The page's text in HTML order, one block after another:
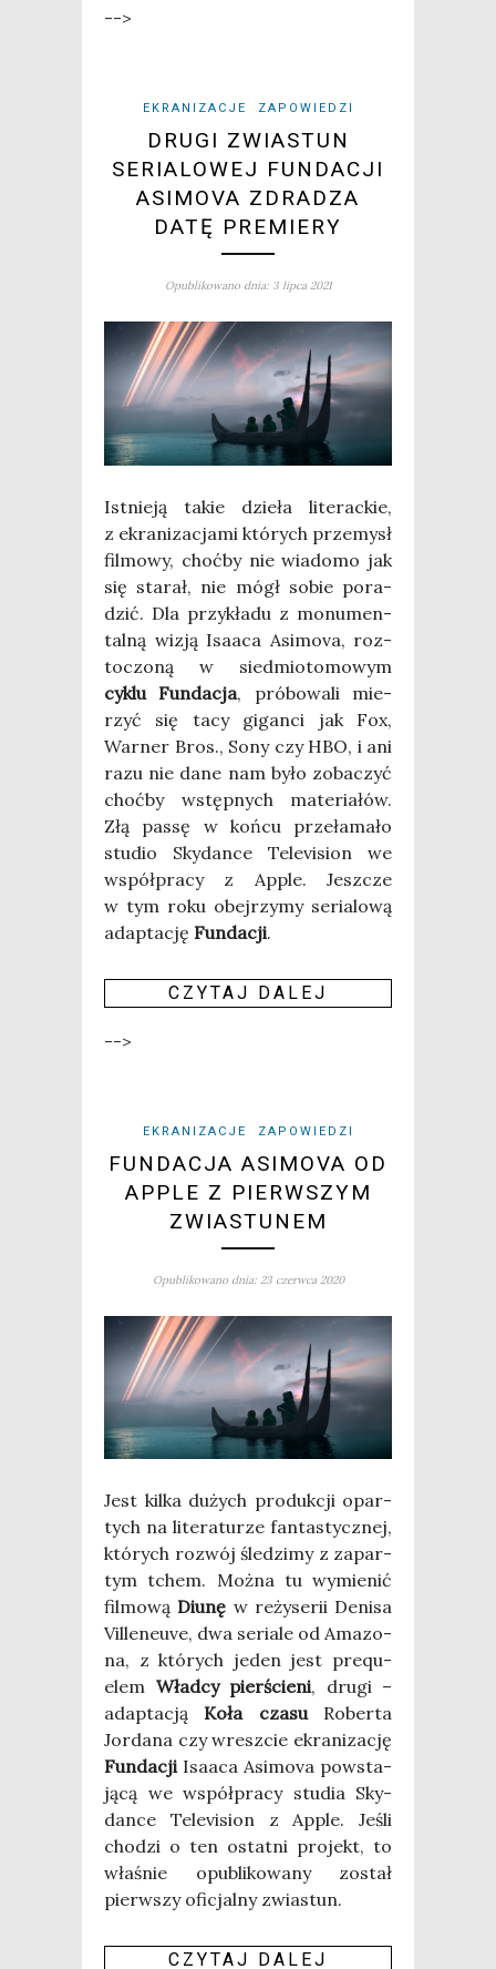
-->
EKRANIZACJE ZAPOWIEDZI
DRUGI ZWIASTUN
SERIALOWEJ FUNDACJI
ASIMOVA ZDRADZA
DATĘ PREMIERY
Opublikowano dnia: 3 lipca 2021
Ist­nie­ją takie dzie­ła lite­rac­kie,
z ekra­ni­za­cja­mi któ­rych prze­mysł
fil­mo­wy, choć­by nie wia­do­mo jak
się sta­rał, nie mógł sobie pora­
dzić. Dla przy­kła­du z monu­men­
tal­ną wizją Isa­aca Asi­mo­va, roz­
to­czo­ną w sied­mio­to­mo­wym
cyklu Fun­da­cja, pró­bo­wa­li mie­
rzyć się tacy gigan­ci jak Fox,
War­ner Bros., Sony czy HBO, i ani
razu nie dane nam było zoba­czyć
choć­by wstęp­nych mate­ria­łów.
Złą pas­sę w koń­cu prze­ła­ma­ło
stu­dio Sky­dan­ce Tele­vi­sion we
współ­pra­cy z Apple. Jesz­cze
w tym roku obej­rzy­my seria­lo­wą
adap­ta­cję Fun­da­cji.
CZY­TAJ DALEJ
-->
EKRANIZACJE ZAPOWIEDZI
FUNDACJA ASIMOVA OD
APPLE Z PIERWSZYM
ZWIASTUNEM
Opublikowano dnia: 23 czerwca 2020
Jest kil­ka dużych pro­duk­cji opar­
tych na lite­ra­tu­rze fan­ta­stycz­nej,
któ­rych roz­wój śle­dzi­my z zapar­
tym tchem. Moż­na tu wymie­nić
fil­mo­wąDiu­nę w reży­se­rii Deni­sa
Vil­le­neu­ve, dwa seria­le od Ama­zo­
na, z któ­rych jeden jest pre­qu­
elem Wład­cy pier­ście­ni, dru­gi –
adap­ta­cją Koła cza­suRober­ta
Jor­da­na czy wresz­cie ekra­ni­za­cję
Fun­da­cjiIsa­aca Asi­mo­va powsta­
ją­cą we współ­pra­cy stu­dia Sky­
dan­ce Tele­vi­sion z Apple. Jeśli
cho­dzi o ten ostat­ni pro­jekt, to
wła­śnie opu­bli­ko­wa­ny został
pierw­szy ofi­cjal­ny zwia­stun.
CZY­TAJ DALEJ